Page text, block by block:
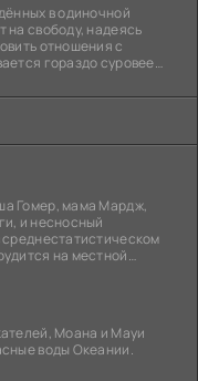
в одиночной
на свободу, надеясь
отношения с
гораздо суровее
Гомер, мама Мардж,
и несносный
на местной
Моана и Мауи
воды Океании.